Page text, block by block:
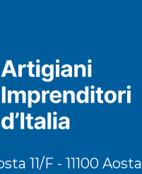
11/F - 11100 Aosta